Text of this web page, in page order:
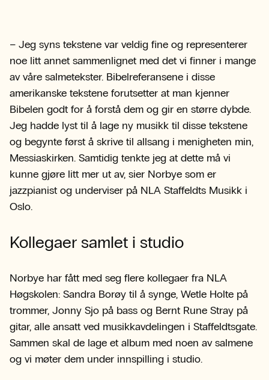
– Jeg syns tekstene var veldig fine og representerer
noe litt annet sammenlignet med det vi finner i mange
av våre salmetekster. Bibelreferansene i disse
amerikanske tekstene forutsetter at man kjenner
Bibelen godt for å forstå dem og gir en større dybde.
Jeg hadde lyst til å lage ny musikk til disse tekstene
og begynte først å skrive til allsang i menigheten min,
Messiaskirken. Samtidig tenkte jeg at dette må vi
kunne gjøre litt mer ut av, sier Norbye som er
jazzpianist og underviser på NLA Staffeldts Musikk i
Oslo.
Kollegaer samlet i studio
Norbye har fått med seg flere kollegaer fra NLA
Høgskolen: Sandra Borøy til å synge, Wetle Holte på
trommer, Jonny Sjo på bass og Bernt Rune Stray på
gitar, alle ansatt ved musikkavdelingen i Staffeldtsgate.
Sammen skal de lage et album med noen av salmene
og vi møter dem under innspilling i studio.